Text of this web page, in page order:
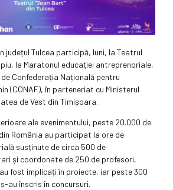
județul Tulcea participă, luni, la Teatrul
la Maratonul educației antreprenoriale,
Confederația Națională pentru
(CONAF), în parteneriat cu Ministerul
de Vest din Timișoara.
ale evenimentului, peste 20.000 de
România au participat la ore de
susținute de circa 500 de
și coordonate de 250 de profesori,
fost implicați în proiecte, iar peste 300
au înscris în concursuri.